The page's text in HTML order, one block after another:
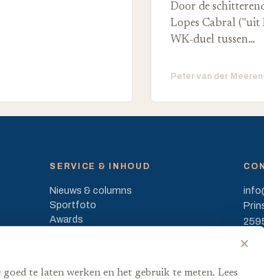
Door de
Lopes Cabral ("uit
WK-duel tussen…
Peter van der Meeren·
SERVICE & INHOUD
Nieuws & columns
Sportfoto
Awards
✕
te laten werken en het gebruik te meten. Lees